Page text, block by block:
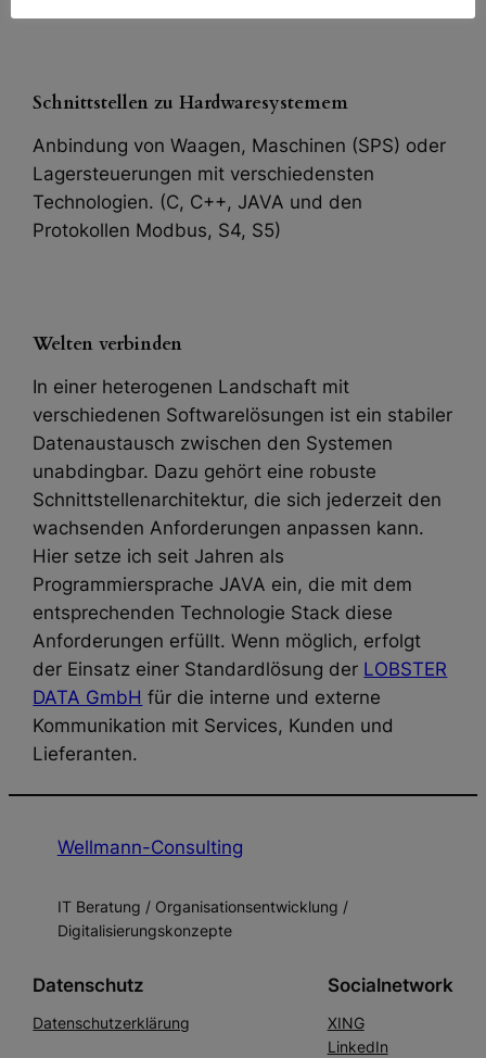
Schnittstellen zu Hardwaresystemem
Anbindung von Waagen, Maschinen (SPS) oder
Lagersteuerungen mit verschiedensten
Technologien. (C, C++, JAVA und den
Protokollen Modbus, S4, S5)
Welten verbinden
In einer heterogenen Landschaft mit
verschiedenen Softwarelösungen ist ein stabiler
Datenaustausch zwischen den Systemen
unabdingbar. Dazu gehört eine robuste
Schnittstellenarchitektur, die sich jederzeit den
wachsenden Anforderungen anpassen kann.
Hier setze ich seit Jahren als
Programmiersprache JAVA ein, die mit dem
entsprechenden Technologie Stack diese
Anforderungen erfüllt. Wenn möglich, erfolgt
der Einsatz einer Standardlösung der LOBSTER
DATA GmbH für die interne und externe
Kommunikation mit Services, Kunden und
Lieferanten.
Wellmann-Consulting
IT Beratung / Organisationsentwicklung /
Digitalisierungskonzepte
Datenschutz
Datenschutzerklärung
Socialnetwork
XING
LinkedIn